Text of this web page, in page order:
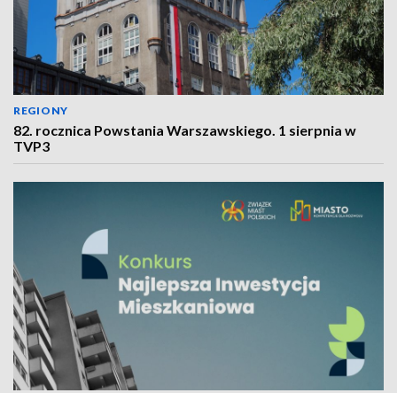
REGIONY
82. rocznica Powstania Warszawskiego. 1 sierpnia w
TVP3